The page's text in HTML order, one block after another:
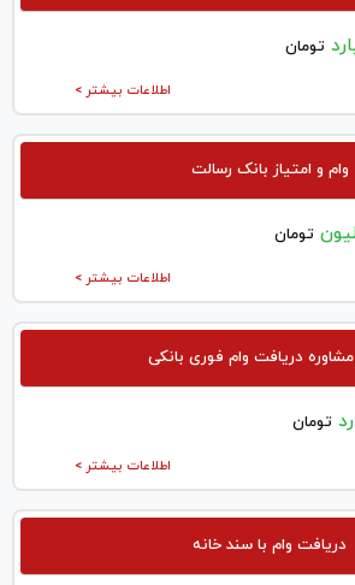
تومان
اطلاعات بیشتر >
وام و امتیاز بانک رسالت
تومان
اطلاعات بیشتر >
مشاوره دریافت وام فوری بانکی
تومان
اطلاعات بیشتر >
دریافت وام با سند خانه